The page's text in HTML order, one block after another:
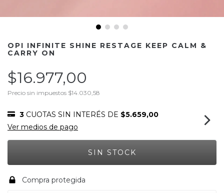
OPI INFINITE SHINE RESTAGE KEEP CALM &
CARRY ON
$16.977,00
Precio sin impuestos $14.030,58
3 CUOTAS SIN INTERÉS DE $5.659,00
Ver medios de pago
Compra protegida